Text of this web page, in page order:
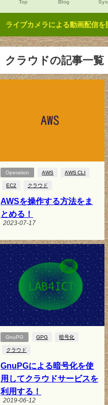
Top Blog
ライブカメラによる動画配信
クラウドの記事一覧
Operation AWS AWS CLI
EC2 クラウド
AWSを操作する方法をま
とめる！
2023-07-17
GnuPG GPG 暗号化
クラウド
GnuPGによる暗号化を使
用してクラウドサービスを
利用する！
2019-06-12